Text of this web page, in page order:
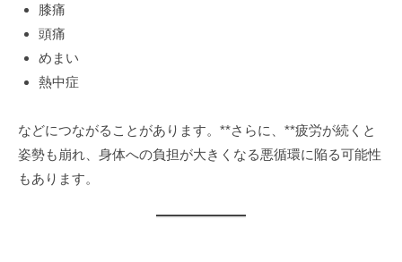
膝痛
頭痛
めまい
熱中症
などにつながることがあります。**さらに、**疲労が続くと
姿勢も崩れ、身体への負担が大きくなる悪循環に陥る可能性
もあります。